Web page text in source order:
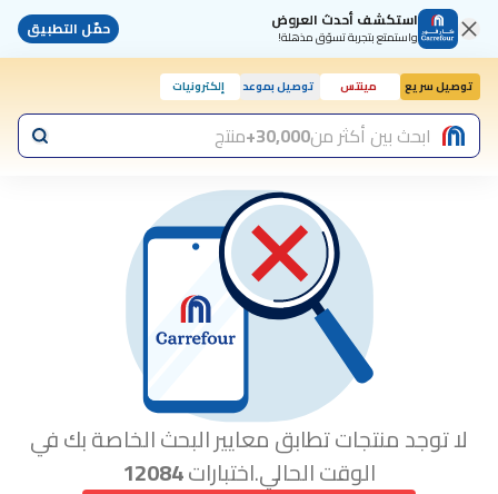
استكشف أحدث العروض
واستمتع بتجربة تسوّق مذهلة! حمّل التطبيق
توصيل سريع مينتس توصيل بموعد إلكترونيات
ابحث بين أكثر من30,000+ منتج
لا توجد منتجات تطابق معايير البحث الخاصة بك في
الوقت الحالي.اختبارات12084